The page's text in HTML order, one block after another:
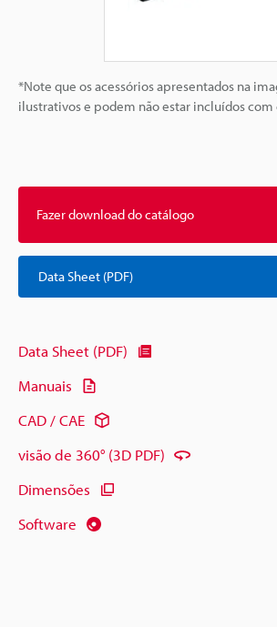
*Note que os acessórios apresentados na
ilustrativos e podem não estar incluídos
Fazer download do catálogo
Data Sheet (PDF)
Data Sheet (PDF)
Manuais
CAD / CAE
visão de 360° (3D PDF)
Dimensões
Software